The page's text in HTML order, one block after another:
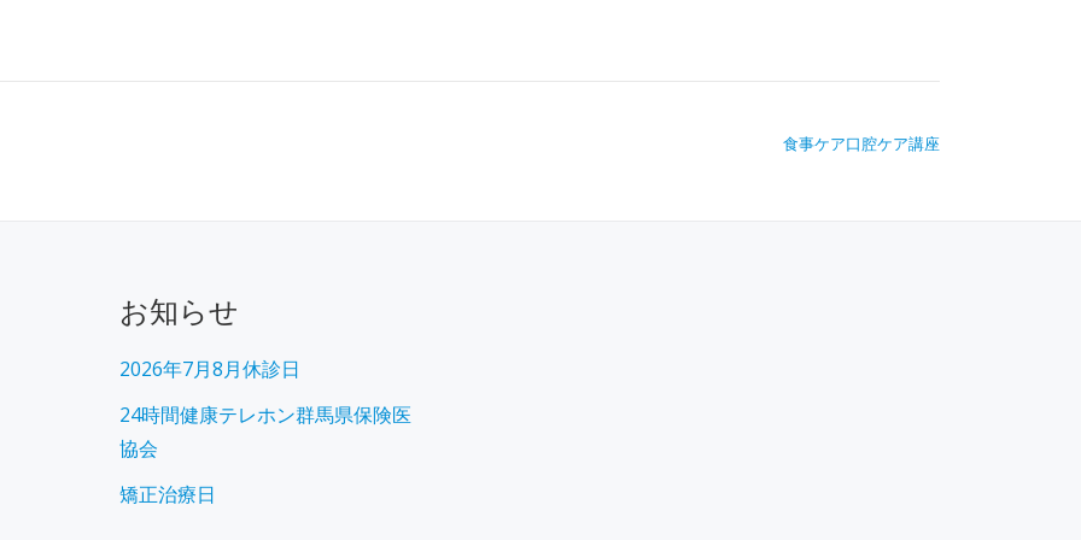
食事ケア口腔ケア講座
お知らせ
2026年7月8月休診日
24時間健康テレホン群馬県保険医
協会
矯正治療日